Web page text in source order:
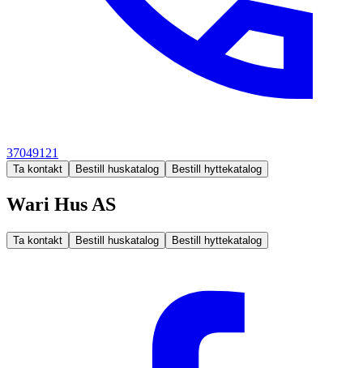
37049121
Ta kontakt Bestill huskatalog Bestill hyttekatalog
Wari Hus AS
Ta kontakt Bestill huskatalog Bestill hyttekatalog